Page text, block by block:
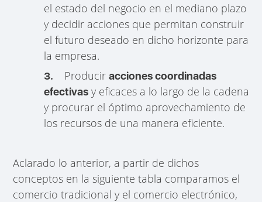
el estado del negocio en el mediano plazo
y decidir acciones que permitan construir
el futuro deseado en dicho horizonte para
la empresa.
3. Producir acciones coordinadas
efectivasy eficaces a lo largo de la cadena
y procurar el óptimo aprovechamiento de
los recursos de una manera eficiente.
Aclarado lo anterior, a partir de dichos
conceptos en la siguiente tabla comparamos el
comercio tradicional y el comercio electrónico,